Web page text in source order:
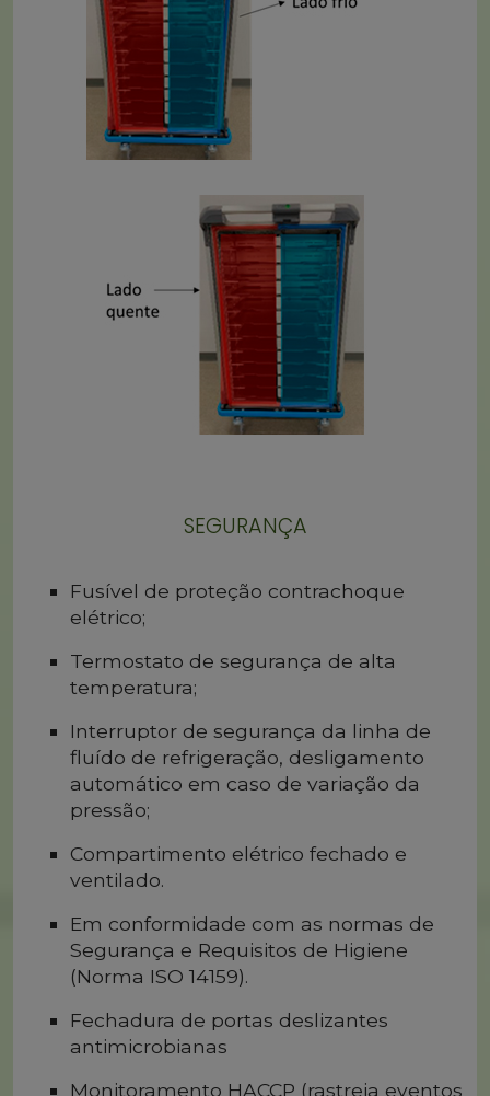
SEGURANÇA
Fusível de proteção contrachoque
elétrico;
Termostato de segurança de alta
temperatura;
Interruptor de segurança da linha de
fluído de refrigeração, desligamento
automático em caso de variação da
pressão;
Compartimento elétrico fechado e
ventilado.
Em conformidade com as normas de
Segurança e Requisitos de Higiene
(Norma ISO 14159).
Fechadura de portas deslizantes
antimicrobianas
Monitoramento HACCP (rastreia eventos